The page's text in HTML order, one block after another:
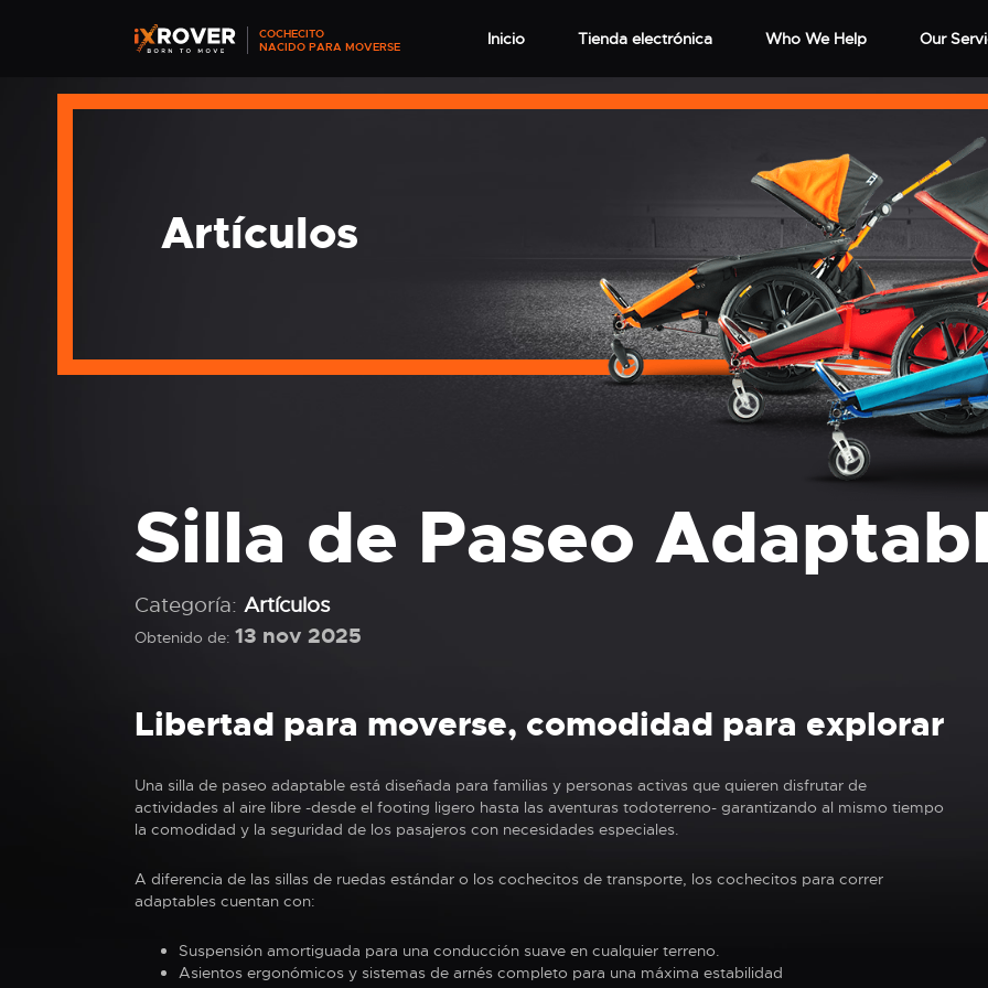
COCHECITO
NACIDO PARA MOVERSE
Inicio Tienda electrónica Who We Help Our
Artículos
Silla de Paseo
Categoría: Artículos
Obtenido de: 13 nov 2025
Libertad para moverse, comodidad para explorar
Una silla de paseo adaptable está diseñada para familias y personas activas que quieren disfrutar de
actividades al aire libre -desde el footing ligero hasta las aventuras todoterreno- garantizando al mismo tiempo
la comodidad y la seguridad de los pasajeros con necesidades especiales.
A diferencia de las sillas de ruedas estándar o los cochecitos de transporte, los cochecitos para correr
adaptables cuentan con:
Suspensión amortiguada para una conducción suave en cualquier terreno.
Asientos ergonómicos y sistemas de arnés completo para una máxima estabilidad